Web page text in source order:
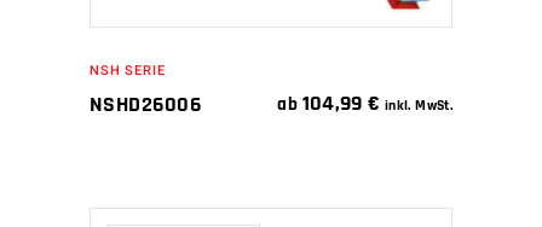
NSH SERIE
NSHD26006 ab 104,99€ inkl. MwSt.